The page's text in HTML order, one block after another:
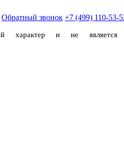
Обратный звонок +7 (499) 110-53-
характер и не